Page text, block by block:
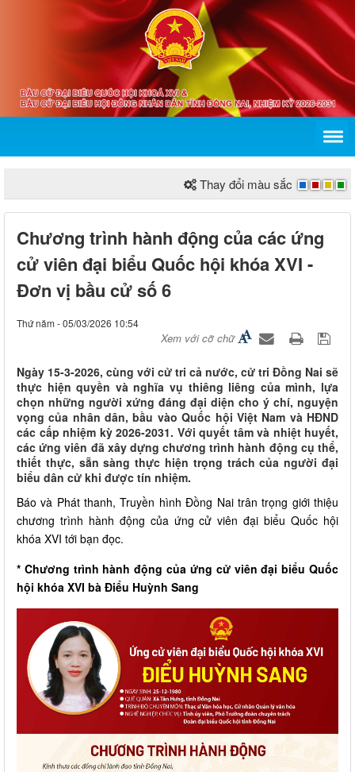
Thay đổi màu sắc
Chương trình hành động của các ứng
cử viên đại biểu Quốc hội khóa XVI -
Đơn vị bầu cử số 6
Thứ năm - 05/03/2026 10:54
Xem với cỡ chữ
Ngày 15-3-2026, cùng với cử tri cả nước, cử tri Đồng Nai sẽ
thực hiện quyền và nghĩa vụ thiêng liêng của mình, lựa
chọn những người xứng đáng đại diện cho ý chí, nguyện
vọng của nhân dân, bầu vào Quốc hội Việt Nam và HĐND
các cấp nhiệm kỳ 2026-2031. Với quyết tâm và nhiệt huyết,
các ứng viên đã xây dựng chương trình hành động cụ thể,
thiết thực, sẵn sàng thực hiện trọng trách của người đại
biểu dân cử khi được tín nhiệm.
Báo và Phát thanh, Truyền hình Đồng Nai trân trọng giới thiệu
chương trình hành động của ứng cử viên đại biểu Quốc hội
khóa XVI tới bạn đọc.
* Chương trình hành động của ứng cử viên đại biểu Quốc
hội khóa XVI bà Điểu Huỳnh Sang